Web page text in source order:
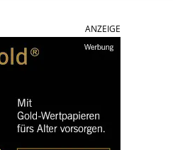
ANZEIGE